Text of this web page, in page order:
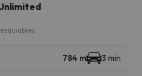
784 m 3 min